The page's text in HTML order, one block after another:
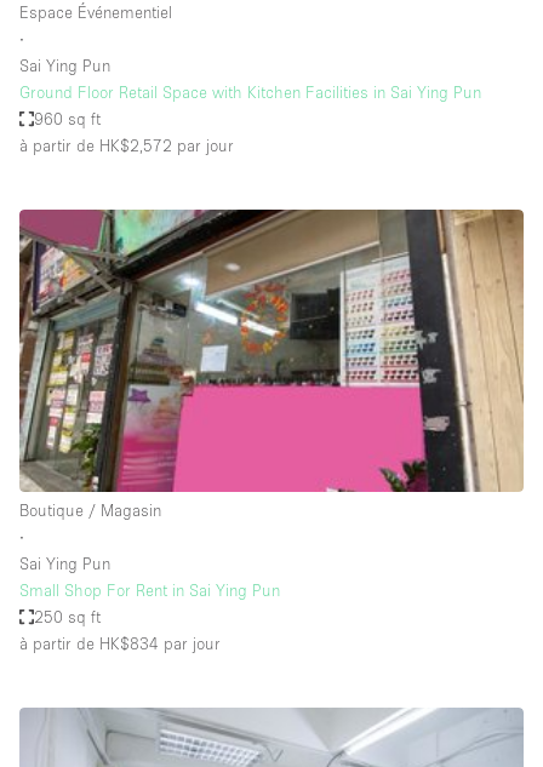
Espace Publicitaire
Espace Événementiel
Galerie d'art
Kiosque / Stand / Corner
Maison / Villa / Hôtel Particulier
Restaurant / Bar / Café
Rooftop
Salle
Salle de Conférence
Salle de Réunion
Salon / Festival
Salon Beauté / Coiffure
Studio Photo / Tournage
Étal de Marché
Accès aux handicapés
Espace Événementiel
∙
Sai Ying Pun
Ground Floor Retail Space with Kitchen Facilities in Sai Ying Pun
960 sq ft
à partir de HK$2,572 par jour
Boutique / Magasin
∙
Sai Ying Pun
Small Shop For Rent in Sai Ying Pun
250 sq ft
à partir de HK$834 par jour